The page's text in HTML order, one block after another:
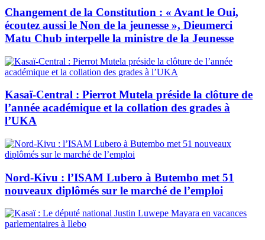
Changement de la Constitution : « Avant le Oui,
écoutez aussi le Non de la jeunesse », Dieumerci
Matu Chub interpelle la ministre de la Jeunesse
Kasaï-Central : Pierrot Mutela préside la clôture de
l’année académique et la collation des grades à
l’UKA
Nord-Kivu : l’ISAM Lubero à Butembo met 51
nouveaux diplômés sur le marché de l’emploi